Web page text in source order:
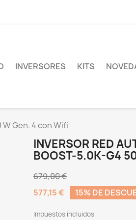
INVERSORES KITS
Gen. 4 con Wifi
INVERSOR RED
BOOST-5.0K-G4
679,00 €
577,15 €
15% DE
Impuestos incluidos